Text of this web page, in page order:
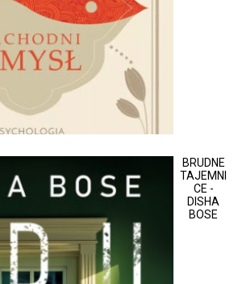
BRUDNE
TAJEMNI
CE -
DISHA
BOSE